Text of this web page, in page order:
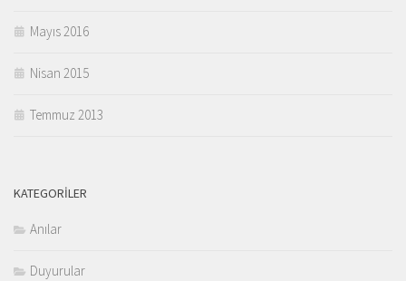
Mayıs 2016
Nisan 2015
Temmuz 2013
KATEGORILER
Anılar
Duyurular